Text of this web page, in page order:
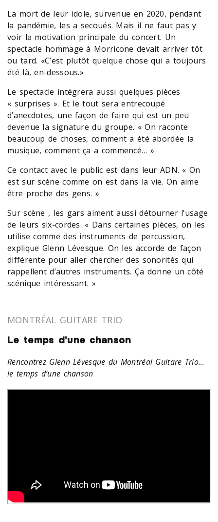
La mort de leur idole, survenue en 2020, pendant
la pandémie, les a secoués. Mais il ne faut pas y
voir la motivation principale du concert. Un
spectacle hommage à Morricone devait arriver tôt
ou tard. «C’est plutôt quelque chose qui a toujours
été là, en-dessous.»
Le spectacle intégrera aussi quelques pièces
« surprises ». Et le tout sera entrecoupé
d’anecdotes, une façon de faire qui est un peu
devenue la signature du groupe. « On raconte
beaucoup de choses, comment a été abordée la
musique, comment ça a commencé… »
Ce contact avec le public est dans leur ADN. « On
est sur scène comme on est dans la vie. On aime
être proche des gens. »
Sur scène , les gars aiment aussi détourner l’usage
de leurs six-cordes. « Dans certaines pièces, on les
utilise comme des instruments de percussion,
explique Glenn Lévesque. On les accorde de façon
différente pour aller chercher des sonorités qui
rappellent d’autres instruments. Ça donne un côté
scénique intéressant. »
MONTRÉAL GUITARE TRIO
Le temps d'une chanson
Rencontrez Glenn Lévesque du Montréal Guitare Trio…
le temps d’une chanson